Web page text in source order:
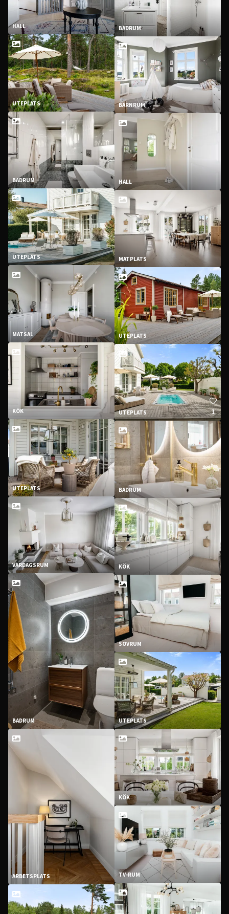
HALL
UTEPLATS
BADRUM
UTEPLATS
MATSAL
KÖK
UTEPLATS
VARDAGSRUM
BADRUM
ARBETSPLATS
BADRUM
BARNRUM
HALL
MATPLATS
UTEPLATS
UTEPLATS 1
BADRUM
KÖK
SOVRUM
UTEPLATS
KÖK
TV-RUM